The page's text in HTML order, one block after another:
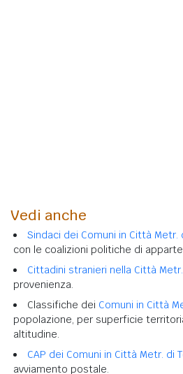
Vedi anche
Sindaci dei Comuni in Città Metr.
con le coalizioni politiche di
Cittadini stranieri nella Città
provenienza.
Classifiche dei Comuni in Città
popolazione, per superficie
altitudine.
CAP dei Comuni in Città Metr. di
avviamento postale.